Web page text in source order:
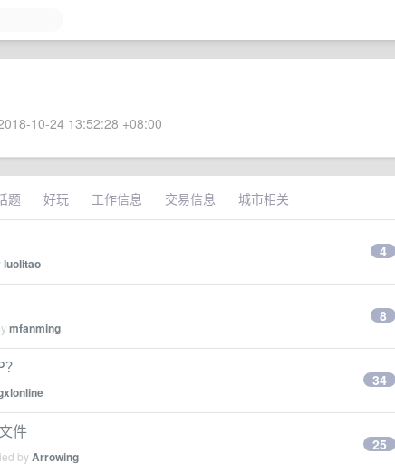
10-24 13:52:28 +08:00
题 好玩 工作信息 交易信息 城市相关
luolitao
4
mfanming
8
34
件
byArrowing
25